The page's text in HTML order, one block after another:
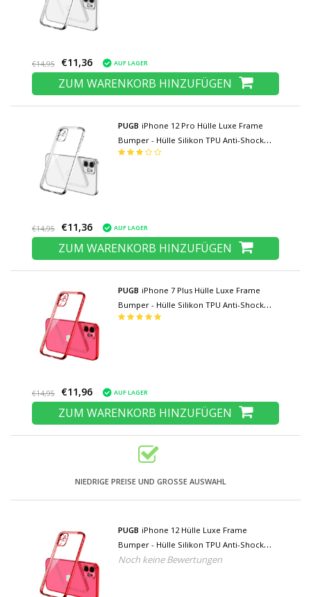
€14,95 €11,36 AUF LAGER
ZUM WARENKORB HINZUFÜGEN
PUGB iPhone 12 Pro Hülle Luxe Frame
Bumper - Hülle Silikon TPU Anti-Shock
Silber
€14,95 €11,36 AUF LAGER
ZUM WARENKORB HINZUFÜGEN
PUGB iPhone 7 Plus Hülle Luxe Frame
Bumper - Hülle Silikon TPU Anti-Shock
Red
€14,95 €11,96 AUF LAGER
ZUM WARENKORB HINZUFÜGEN
NIEDRIGE PREISE UND GROSSE AUSWAHL
PUGB iPhone 12 Hülle Luxe Frame
Bumper - Hülle Silikon TPU Anti-Shock
Red
Noch keine Bewertungen